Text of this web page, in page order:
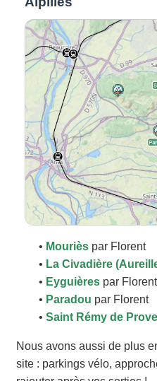
• Mouriès par Florent
• La Civadière
• Eyguières par Florent
• Paradou par Florent
• Saint Rémy de
Nous avons aussi de plus
site : parkings vélo,